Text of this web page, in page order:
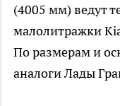
(4005 мм) ведут
малолитражки
По размерам и
аналоги Лады